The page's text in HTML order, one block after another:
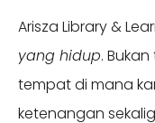
Arisza Library &
yang hidup.
tempat di mana
ketenangan